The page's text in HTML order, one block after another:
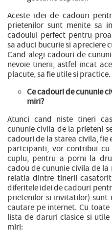
Aceste idei de cadouri
prietenilor sunt menite sa
cadoului perfect pentru
sa aduci bucurie si apreciere
Cand alegi cadouri de
nevoie tinerii, astfel incat
placute, sa fie utile si practice.
Ce cadouri de cununie
miri?
Atunci cand niste tineri
cununie civila de la prieteni
cadouri de la starea civila, fie
partcipanti, vor contribui
cuplu, pentru a porni la
cadou de cununie civila de
relatia dintre tinerii
diferitele idei de cadouri
prietenilor si invitatilor) sunt
cautare pe internet. Cu
lista de daruri clasice si
miri: